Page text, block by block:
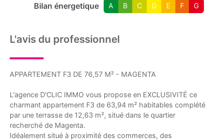
Bilan énergetique A B C D E F G
L'avis du professionnel
APPARTEMENT F3 DE 76,57 M² - MAGENTA
L'agence D'CLIC IMMO vous propose en EXCLUSIVITÉ ce
charmant appartement F3 de 63,94 m² habitables complété
par une terrasse de 12,63 m², situé dans le quartier
recherché de Magenta.
Idéalement situé à proximité des commerces, des